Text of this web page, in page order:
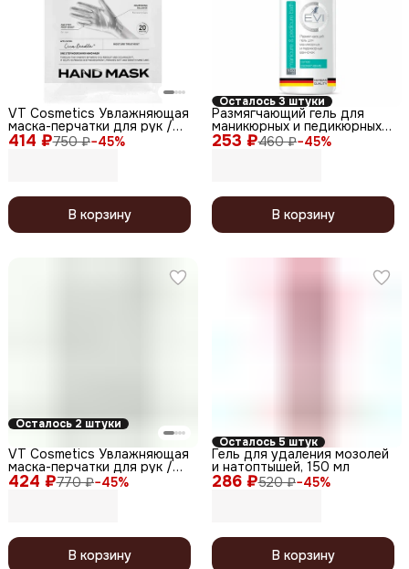
414 ₽750 ₽−45%
VT Cosmetics Увлажняющая
маска-перчатки для рук /
Reedle Shot Nourishing Hand
В корзину
Осталось 3 штуки
253 ₽460 ₽−45%
Размягчающий гель для
маникюрных и педикюрных
ванн, 150 мл
В корзину
Осталось 2 штуки
424 ₽770 ₽−45%
VT Cosmetics Увлажняющая
маска-перчатки для рук /
Reedle Shot Nourishing Hand
В корзину
Осталось 5 штук
286 ₽520 ₽−45%
Гель для удаления мозолей
и натоптышей, 150 мл
В корзину